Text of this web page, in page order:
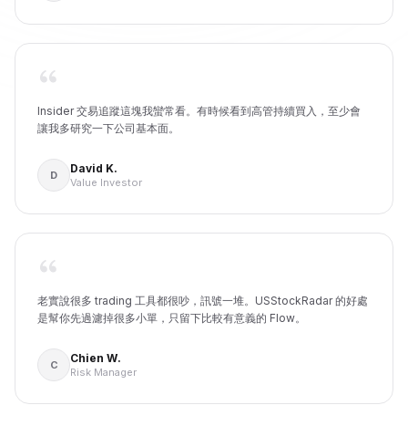
Insider 交易追蹤這塊我蠻常看。有時候看到高管持續買入，至少會
讓我多研究一下公司基本面。
D
David K.
Value Investor
老實說很多 trading 工具都很吵，訊號一堆。USStockRadar 的好處
是幫你先過濾掉很多小單，只留下比較有意義的 Flow。
C
Chien W.
Risk Manager